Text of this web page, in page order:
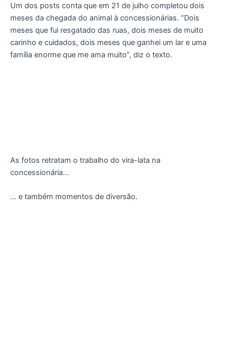
Um dos posts conta que em 21 de julho completou dois
meses da chegada do animal à concessionárias. “Dois
meses que fui resgatado das ruas, dois meses de muito
carinho e cuidados, dois meses que ganhei um lar e uma
família enorme que me ama muito”, diz o texto.
As fotos retratam o trabalho do vira-lata na
concessionária…
… e também momentos de diversão.